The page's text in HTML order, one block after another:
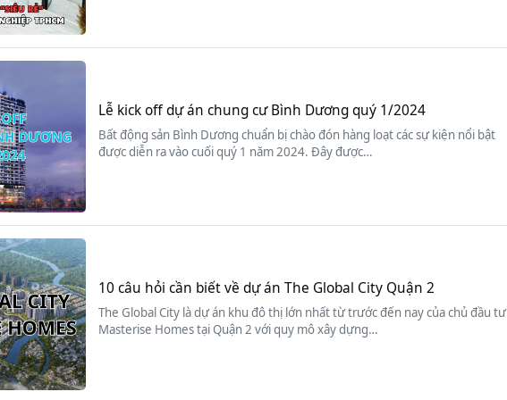
Lễ kick off dự án chung cư Bình Dương quý 1/2024
Bất động sản Bình Dương chuẩn bị chào đón hàng loạt các sự kiện nổi bật
được diễn ra vào cuối quý 1 năm 2024. Đây được…
10 câu hỏi cần biết về dự án The Global City Quận 2
The Global City là dự án khu đô thị lớn nhất từ trước đến nay của chủ đầu tư
Masterise Homes tại Quận 2 với quy mô xây dựng…